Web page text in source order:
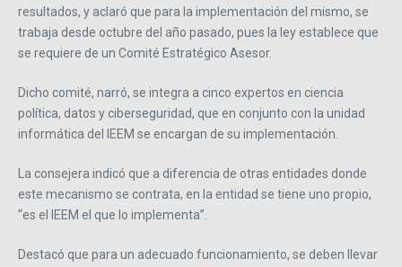
resultados, y aclaró que para la implementación del mismo, se
trabaja desde octubre del año pasado, pues la ley establece que
se requiere de un Comité Estratégico Asesor.
Dicho comité, narró, se integra a cinco expertos en ciencia
política, datos y ciberseguridad, que en conjunto con la unidad
informática del IEEM se encargan de su implementación.
La consejera indicó que a diferencia de otras entidades donde
este mecanismo se contrata, en la entidad se tiene uno propio,
“es el IEEM el que lo implementa”.
Destacó que para un adecuado funcionamiento, se deben llevar